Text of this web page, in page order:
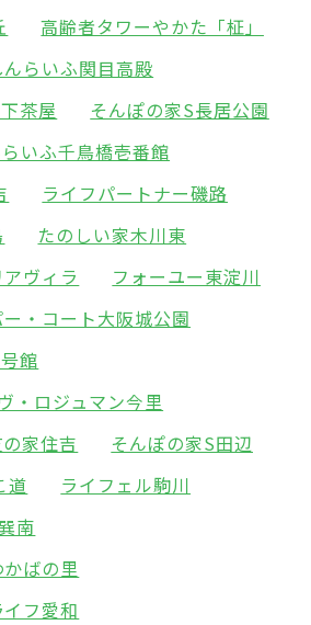
高齢者タワーやかた「柾」
んらいふ関目高殿
茶屋
そんぽの家S長居公園
いふ千鳥橋壱番館
ライフパートナー磯路
たのしい家木川東
ヴィラ
フォーユー東淀川
ー・コート大阪城公園
館
・ロジュマン今里
家住吉
そんぽの家S田辺
道
ライフェル駒川
南
ばの里
フ愛和